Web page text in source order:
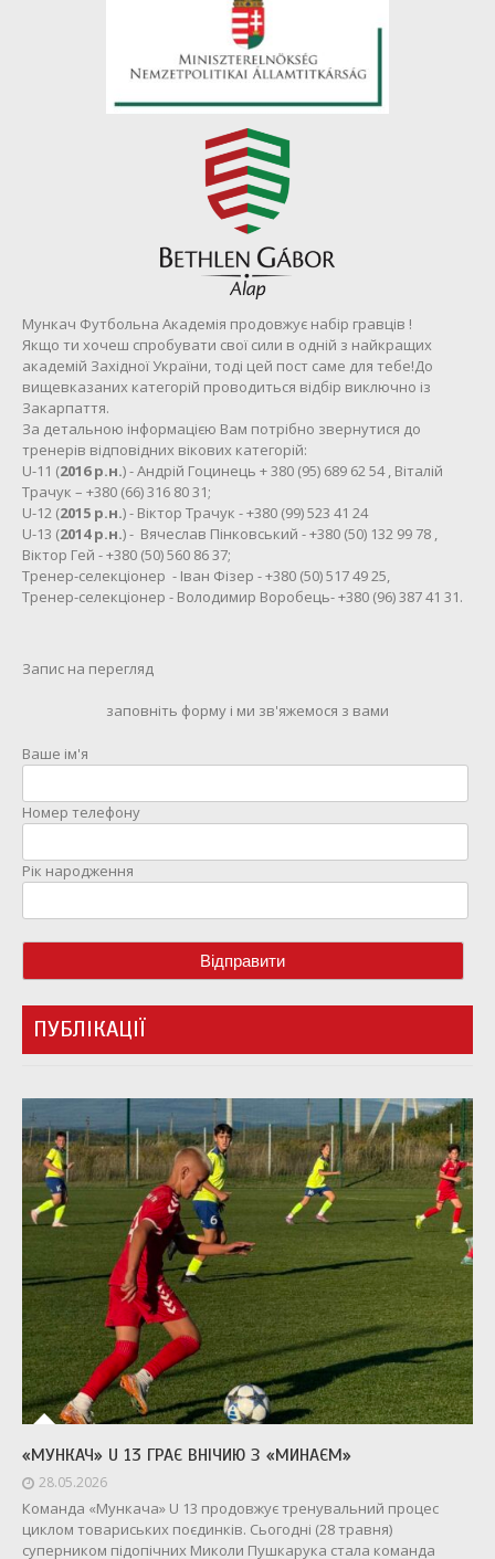
Мункач Футбольна Академія продовжує набір гравців !
Якщо ти хочеш спробувати свої сили в одній з найкращих
академій Західної України, тоді цей пост саме для тебе!До
вищевказаних категорій проводиться відбір виключно із
Закарпаття.
За детальною інформацією Вам потрібно звернутися до
тренерів відповідних вікових категорій:
U-11 (2016 р.н.) - Андрій Гоцинець + 380 (95) 689 62 54 , Віталій
Трачук – +380 (66) 316 80 31;
U-12 (2015 р.н.) - Віктор Трачук - +380 (99) 523 41 24
U-13 (2014 р.н.) - Вячеслав Пінковський - +380 (50) 132 99 78 ,
Віктор Гей - +380 (50) 560 86 37;
Тренер-селекціонер - Іван Фізер - +380 (50) 517 49 25,
Тренер-селекціонер - Володимир Воробець- +380 (96) 387 41 31.
Запис на перегляд
заповніть форму і ми зв'яжемося з вами
Ваше ім'я
Номер телефону
Рік народження
ПУБЛІКАЦІЇ
«МУНКАЧ» U 13 ГРАЄ ВНІЧИЮ З «МИНАЄМ»
28.05.2026
Команда «Мункача» U 13 продовжує тренувальний процес
циклом товариських поєдинків. Сьогодні (28 травня)
суперником підопічних Миколи Пушкарука стала команда